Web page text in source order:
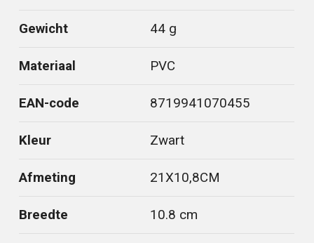
Gewicht 44 g
Materiaal PVC
EAN-code 8719941070455
Kleur Zwart
Afmeting 21X10,8CM
Breedte 10.8 cm